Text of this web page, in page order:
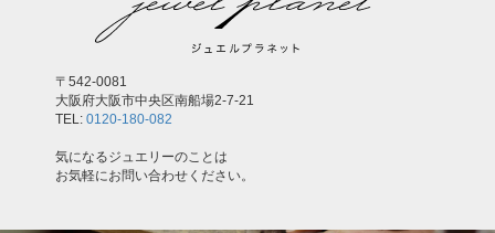
〒542-0081
大阪府大阪市中央区南船場2-7-21
TEL: 0120-180-082
気になるジュエリーのことは
お気軽にお問い合わせください。